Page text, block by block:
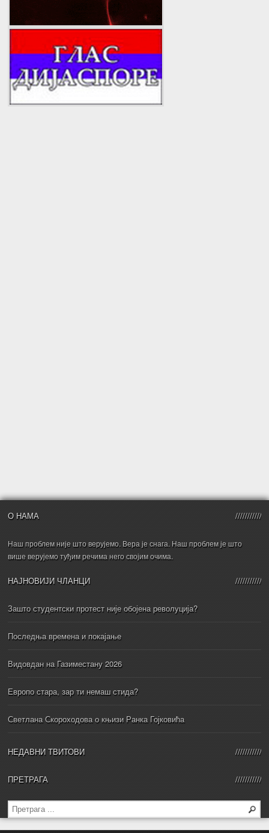
О НАМА
Наш проблем није што верујемо. Вера је снага. Наш проблем је што
више верујемо туђим речима него својим очима.
НАЈНОВИЈИ ЧЛАНЦИ
Зашто студентски протест није обојена револуција?
Последња времена и покајање
Видовдан на Газиместану 2026
Европо стара, зар ти немаш стида?
Светлана Скороходова о књизи Ранка Гојковића
НЕДАВНИ ТВИТОВИ
ПРЕТРАГА